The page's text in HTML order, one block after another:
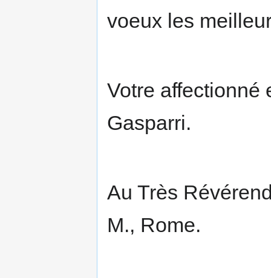
voeux les
Votre affectionné
Gasparri.
Au Très
M., Rome.